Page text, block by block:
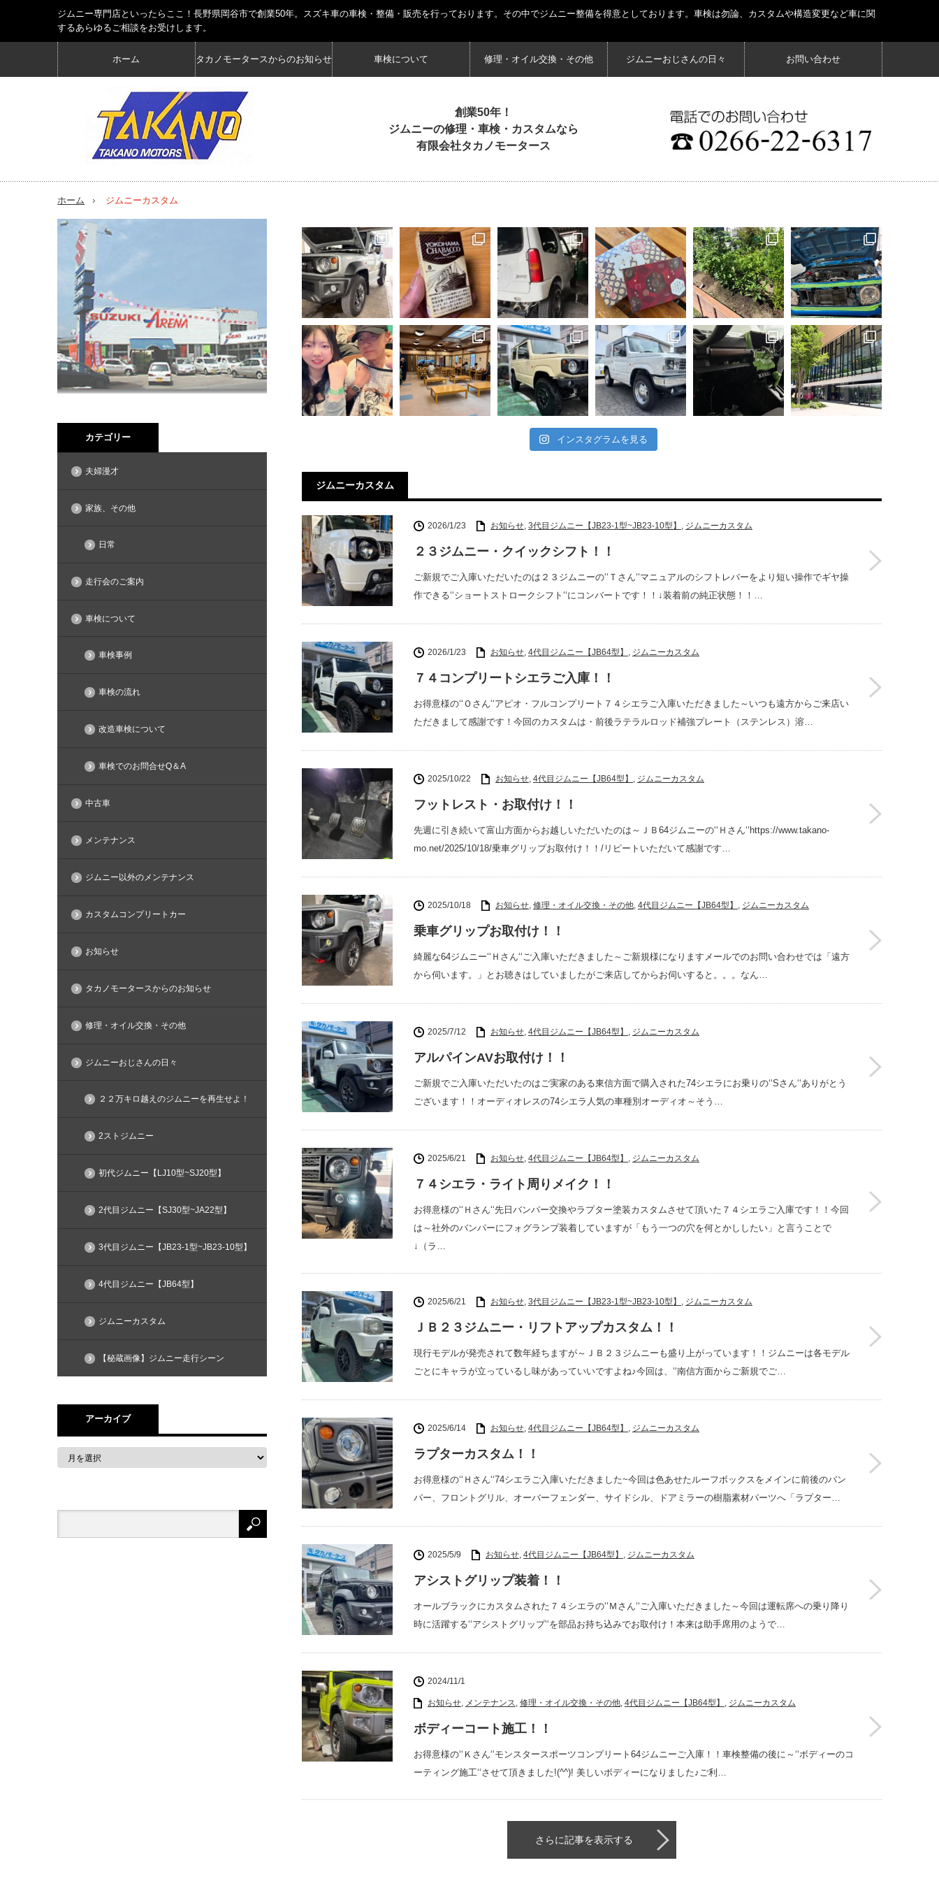
ジムニー専門店といったらここ！長野県岡谷市で創業50年。スズキ車の車検・整備・販売を行っております。その中でジムニー整備を得意としております。車検は勿論、カスタムや構造変更など車に関
するあらゆるご相談をお受けします。
ホーム タカノモータースからのお知らせ 車検について 修理・オイル交換・その他 ジムニーおじさんの日々 お問い合わせ
創業50年！
ジムニーの修理・車検・カスタムなら
有限会社タカノモータース
ホーム ジムニーカスタム
インスタグラムを見る
ジムニーカスタム
2026/1/23 お知らせ, 3代目ジムニー【JB23-1型~JB23-10型】 , ジムニーカスタム
２３ジムニー・クイックシフト！！
ご新規でご入庫いただいたのは２３ジムニーの‘‘Ｔさん‘‘マニュアルのシフトレバーをより短い操作でギヤ操
作できる‘‘ショートストロークシフト‘‘にコンバートです！！↓装着前の純正状態！！…
2026/1/23 お知らせ, 4代目ジムニー【JB64型】 , ジムニーカスタム
７４コンプリートシエラご入庫！！
お得意様の‘‘Ｏさん‘‘アピオ・フルコンプリート７４シエラご入庫いただきました～いつも遠方からご来店い
ただきまして感謝です！今回のカスタムは・前後ラテラルロッド補強プレート（ステンレス）溶…
2025/10/22 お知らせ, 4代目ジムニー【JB64型】 , ジムニーカスタム
フットレスト・お取付け！！
先週に引き続いて富山方面からお越しいただいたのは～ＪＢ64ジムニーの‘‘Ｈさん‘‘https://www.takano-
mo.net/2025/10/18/乗車グリップお取付け！！/リピートいただいて感謝です…
2025/10/18 お知らせ, 修理・オイル交換・その他, 4代目ジムニー【JB64型】 , ジムニーカスタム
乗車グリップお取付け！！
綺麗な64ジムニー‘‘Ｈさん‘‘ご入庫いただきました～ご新規様になりますメールでのお問い合わせでは「遠方
から伺います。」とお聴きはしていましたがご来店してからお伺いすると。。。なん…
2025/7/12 お知らせ, 4代目ジムニー【JB64型】 , ジムニーカスタム
アルパインAVお取付け！！
ご新規でご入庫いただいたのはご実家のある東信方面で購入された74シエラにお乗りの‘‘Sさん‘‘ありがとう
ございます！！オーディオレスの74シエラ人気の車種別オーディオ～そう…
2025/6/21 お知らせ, 4代目ジムニー【JB64型】 , ジムニーカスタム
７４シエラ・ライト周りメイク！！
お得意様の‘‘Ｈさん‘‘先日バンパー交換やラプター塗装カスタムさせて頂いた７４シエラご入庫です！！今回
は～社外のバンパーにフォグランプ装着していますが「もう一つの穴を何とかししたい」と言うことで
↓（ラ…
2025/6/21 お知らせ, 3代目ジムニー【JB23-1型~JB23-10型】 , ジムニーカスタム
ＪＢ２３ジムニー・リフトアップカスタム！！
現行モデルが発売されて数年経ちますが～ＪＢ２３ジムニーも盛り上がっています！！ジムニーは各モデル
ごとにキャラが立っているし味があっていいですよね♪今回は、‘‘南信方面からご新規でご…
2025/6/14 お知らせ, 4代目ジムニー【JB64型】 , ジムニーカスタム
ラプターカスタム！！
お得意様の‘‘Ｈさん‘‘74シエラご入庫いただきました~今回は色あせたルーフボックスをメインに前後のバン
パー、フロントグリル、オーバーフェンダー、サイドシル、ドアミラーの樹脂素材パーツへ「ラプター…
2025/5/9 お知らせ, 4代目ジムニー【JB64型】 , ジムニーカスタム
アシストグリップ装着！！
オールブラックにカスタムされた７４シエラの‘‘Ｍさん‘‘ご入庫いただきました～今回は運転席への乗り降り
時に活躍する‘‘アシストグリップ‘‘を部品お持ち込みでお取付け！本来は助手席用のようで…
2024/11/1
お知らせ, メンテナンス, 修理・オイル交換・その他, 4代目ジムニー【JB64型】 , ジムニーカスタム
ボディーコート施工！！
お得意様の‘‘Ｋさん‘‘モンスタースポーツコンプリート64ジムニーご入庫！！車検整備の後に～‘‘ボディーのコ
ーティング施工‘‘させて頂きました!(^^)! 美しいボディーになりました♪ご利…
さらに記事を表示する
カテゴリー
夫婦漫才
家族、その他
日常
走行会のご案内
車検について
車検事例
車検の流れ
改造車検について
車検でのお問合せQ＆A
中古車
メンテナンス
ジムニー以外のメンテナンス
カスタムコンプリートカー
お知らせ
タカノモータースからのお知らせ
修理・オイル交換・その他
ジムニーおじさんの日々
２２万キロ越えのジムニーを再生せよ！
2ストジムニー
初代ジムニー【LJ10型~SJ20型】
2代目ジムニー【SJ30型~JA22型】
3代目ジムニー【JB23-1型~JB23-10型】
4代目ジムニー【JB64型】
ジムニーカスタム
【秘蔵画像】ジムニー走行シーン
アーカイブ